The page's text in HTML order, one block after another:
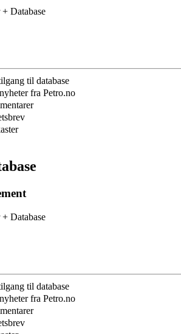
Database
til database
fra Petro.no
Database
til database
fra Petro.no